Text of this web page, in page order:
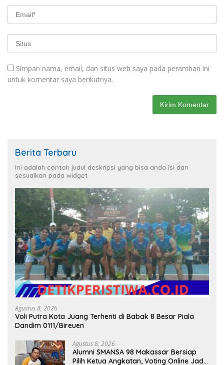
Simpan nama, email, dan situs web saya pada peramban ini
untuk komentar saya berikutnya.
Berita Terbaru
Ini adalah contoh judul deskripsi yang bisa anda isi dan
sesuaikan pada widget
Agustus 8, 2026
Voli Putra Kota Juang Terhenti di Babak 8 Besar Piala
Dandim 0111/Bireuen
Agustus 8, 2026
Alumni SMANSA 98 Makassar Bersiap
Pilih Ketua Angkatan, Voting Online Jadi